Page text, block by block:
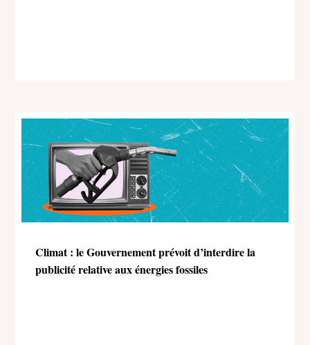
Climat : le Gouvernement prévoit d’interdire la
publicité relative aux énergies fossiles